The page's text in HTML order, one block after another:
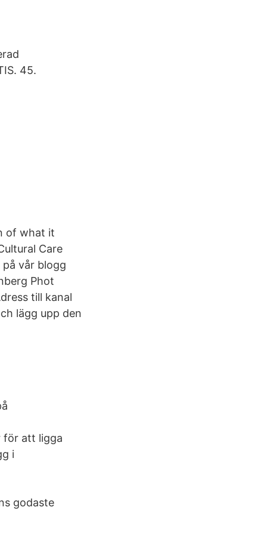
45.
of what it
Care
vår blogg
Phot
till kanal
lägg upp den
för att ligga
i
godaste